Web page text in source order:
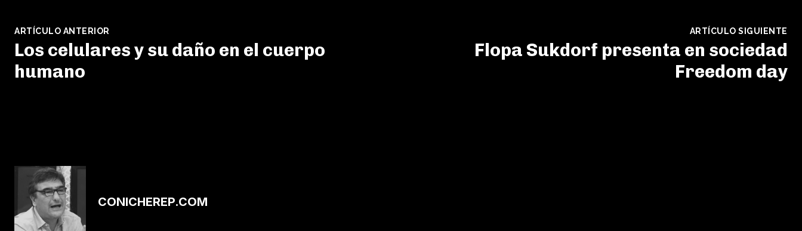
ARTÍCULO ANTERIOR
Los celulares y su daño en el cuerpo
humano
ARTÍCULO SIGUIENTE
Flopa Sukdorf presenta en sociedad
Freedom day
CONICHEREP.COM